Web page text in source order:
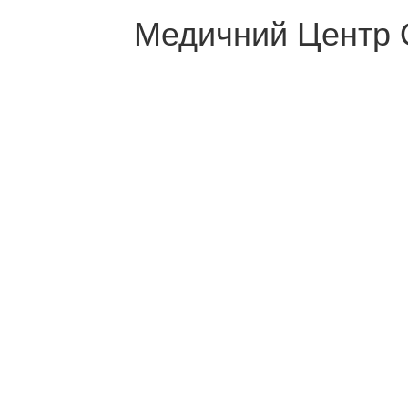
Медичний Центр